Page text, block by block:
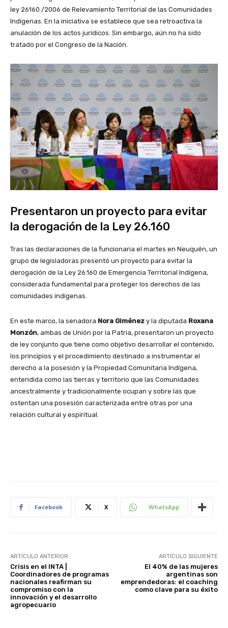
ley 26160 /2006 de Relevamiento Territorial de las Comunidades
Indígenas. En la iniciativa se establece que sea retroactiva la
anulación de los actos jurídicos. Sin embargo, aún no ha sido
tratado por el Congreso de la Nación.
Presentaron un proyecto para evitar
la derogación de la Ley 26.160
Tras las declaraciones de la funcionaria el martes en Neuquén, un
grupo de legisladoras presentó un proyecto para evitar la
derogación de la Ley 26.160 de Emergencia Territorial Indígena,
considerada fundamental para proteger los derechos de las
comunidades indígenas.
En este marco, la senadora Nora Giménez y la diputada Roxana
Monzón, ambas de Unión por la Patria, presentaron un proyecto
de ley conjunto que tiene como objetivo desarrollar el contenido,
los principios y el procedimiento destinado a instrumentar el
derecho a la posesión y la Propiedad Comunitaria Indígena,
entendida como las tierras y territorio que las Comunidades
ancestralmente y tradicionalmente ocupan y sobre las que
ostentan una posesión caracterizada entre otras por una
relación cultural y espiritual.
Facebook X WhatsApp
ARTÍCULO ANTERIOR
Crisis en el INTA |
Coordinadores de programas
nacionales reafirman su
compromiso con la
innovación y el desarrollo
agropecuario
ARTÍCULO SIGUIENTE
El 40% de las mujeres
argentinas son
emprendedoras: el coaching
como clave para su éxito